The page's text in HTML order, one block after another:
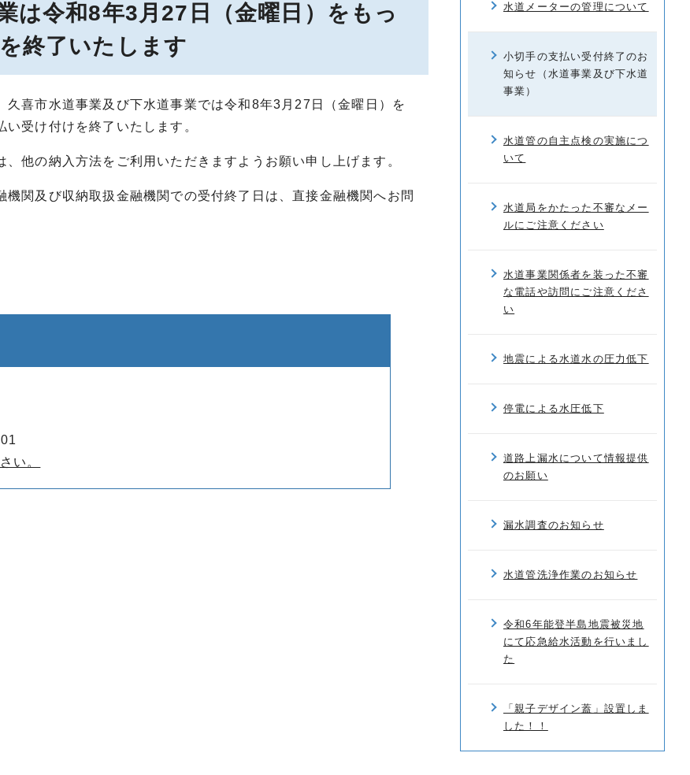
は令和8年3月27日（金曜日）をもっ
終了いたします
喜市水道事業及び下水道事業では令和8年3月27日（金曜日）を
受け付けを終了いたします。
他の納入方法をご利用いただきますようお願い申し上げます。
関及び収納取扱金融機関での受付終了日は、直接金融機関へお問
い。
水道メーターの管理について
小切手の支払い受付終了のお
知らせ（水道事業及び下水道
事業）
水道管の自主点検の実施につ
いて
水道局をかたった不審なメー
ルにご注意ください
水道事業関係者を装った不審
な電話や訪問にご注意くださ
い
地震による水道水の圧力低下
停電による水圧低下
道路上漏水について情報提供
のお願い
漏水調査のお知らせ
水道管洗浄作業のお知らせ
令和6年能登半島地震被災地
にて応急給水活動を行いまし
た
「親子デザイン蓋」設置しま
した！！